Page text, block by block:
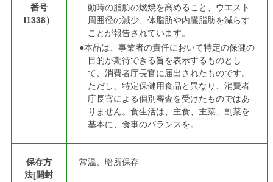
番号
I1338）
動時の脂肪の燃焼を高めること、ウエスト
周囲径の減少、体脂肪や内臓脂肪を減らす
ことが報告されています。
●本品は、事業者の責任において特定の保健の
目的が期待できる旨を表示するものとし
て、消費者庁長官に届出されたものです。
ただし、特定保健用食品と異なり、消費者
庁長官による個別審査を受けたものではあ
りません。食生活は、主食、主菜、副菜を
基本に、食事のバランスを。
保存方
法[開封
常温、暗所保存